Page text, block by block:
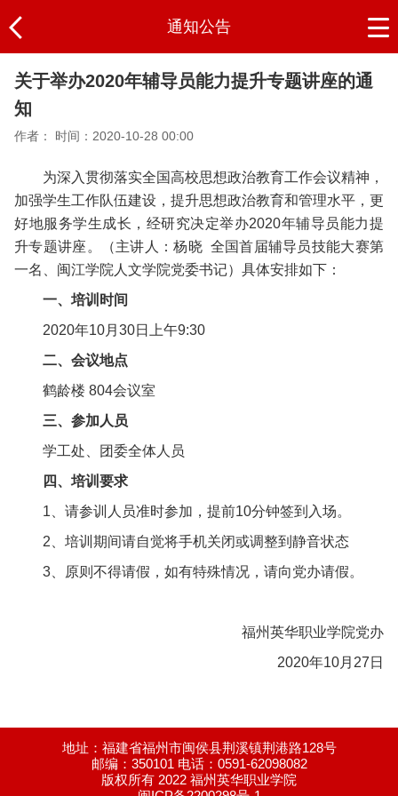
通知公告
关于举办2020年辅导员能力提升专题讲座的通
知
作者： 时间：2020-10-28 00:00
为深入贯彻落实全国高校思想政治教育工作会议精神，
加强学生工作队伍建设，提升思想政治教育和管理水平，更
好地服务学生成长，经研究决定举办2020年辅导员能力提
升专题讲座。（主讲人：杨晓 全国首届辅导员技能大赛第
一名、闽江学院人文学院党委书记）具体安排如下：
一、培训时间
2020年10月30日上午9:30
二、会议地点
鹤龄楼 804会议室
三、参加人员
学工处、团委全体人员
四、培训要求
1、请参训人员准时参加，提前10分钟签到入场。
2、培训期间请自觉将手机关闭或调整到静音状态
3、原则不得请假，如有特殊情况，请向党办请假。
福州英华职业学院党办
2020年10月27日
地址：福建省福州市闽侯县荆溪镇荆港路128号
邮编：350101 电话：0591-62098082
版权所有 2022 福州英华职业学院